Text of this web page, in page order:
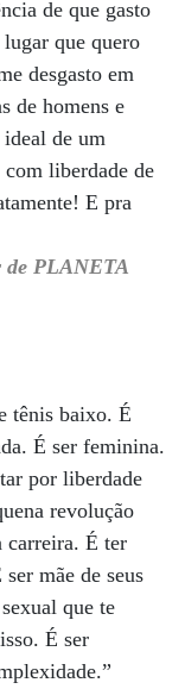
de que gasto
que quero
desgasto em
de homens e
de um
liberdade de
E pra
de PLANETA
tênis baixo. É
É ser feminina.
por liberdade
revolução
carreira. É ter
mãe de seus
que te
É ser